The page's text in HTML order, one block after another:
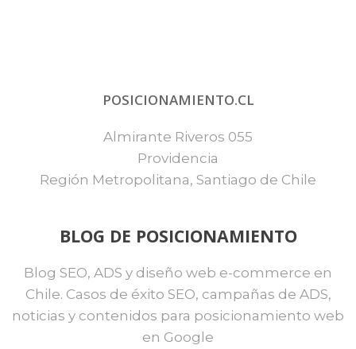
POSICIONAMIENTO.CL
Almirante Riveros 055
Providencia
Región Metropolitana, Santiago de Chile
BLOG DE POSICIONAMIENTO
Blog SEO, ADS y diseño web e-commerce en
Chile. Casos de éxito SEO, campañas de ADS,
noticias y contenidos para posicionamiento web
en Google